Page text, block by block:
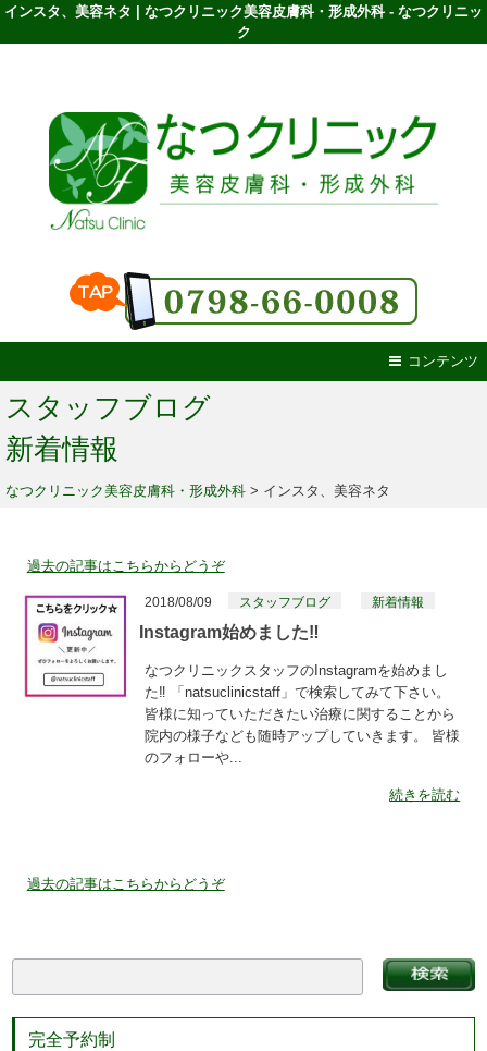
インスタ、美容ネタ | なつクリニック美容皮膚科・形成外科 - なつクリニッ
ク
コンテンツ
スタッフブログ
新着情報
なつクリニック美容皮膚科・形成外科 > インスタ、美容ネタ
過去の記事はこちらからどうぞ
2018/08/09 スタッフブログ 新着情報
Instagram始めました‼
なつクリニックスタッフのInstagramを始めまし
た‼ 「natsuclinicstaff」で検索してみて下さい。
皆様に知っていただきたい治療に関することから
院内の様子なども随時アップしていきます。 皆様
のフォローや...
続きを読む
過去の記事はこちらからどうぞ
完全予約制